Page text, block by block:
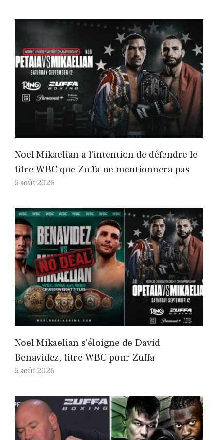
Noel Mikaelian a l'intention de défendre le
titre WBC que Zuffa ne mentionnera pas
5 août 2026
Noel Mikaelian s'éloigne de David
Benavidez, titre WBC pour Zuffa
5 août 2026